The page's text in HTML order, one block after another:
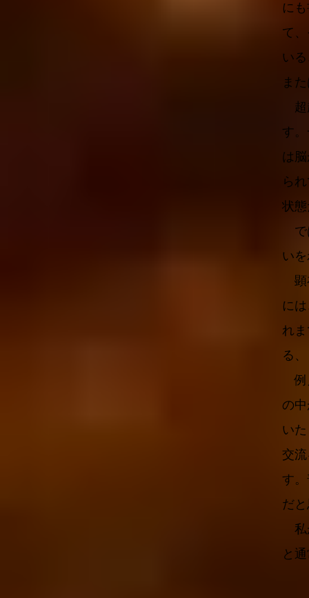
に
て
い
ま
超
す。
は
ら
状
で
い
顕
に
れ
る
例
の
い
交
す。
だ
私
と